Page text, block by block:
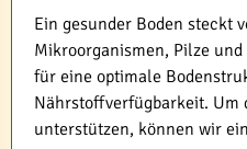
Ein gesunder Boden steckt
Mikroorganismen, Pilze
für eine optimale
Nährstoffverfügbarkeit.
unterstützen, können wir